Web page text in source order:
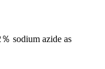
sodium azide as